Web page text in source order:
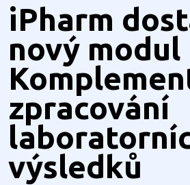
iPharm
nový modul
zpracování
výsledků